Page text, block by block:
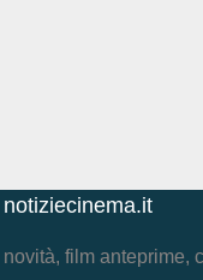
notiziecinema.it
novità, film anteprime,